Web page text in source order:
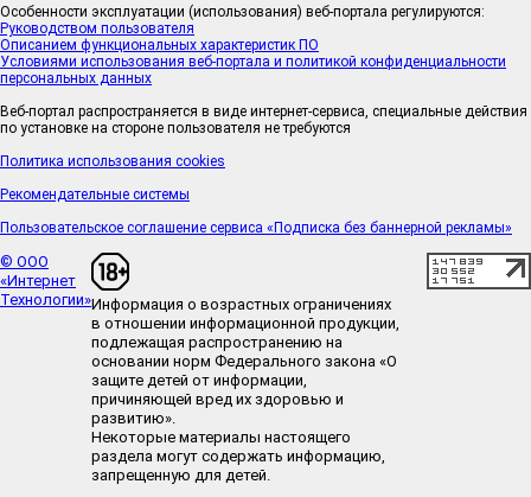
Особенности эксплуатации (использования) веб-портала регулируются:
Руководством пользователя
Описанием функциональных характеристик ПО
Условиями использования веб-портала и политикой конфиденциальности
персональных данных
Веб-портал распространяется в виде интернет-сервиса, специальные действия
по установке на стороне пользователя не требуются
Политика использования cookies
Рекомендательные системы
Пользовательское соглашение сервиса «Подписка без баннерной рекламы»
© ООО
«Интернет
Технологии»Информация о возрастных ограничениях
в отношении информационной продукции,
подлежащая распространению на
основании норм Федерального закона «О
защите детей от информации,
причиняющей вред их здоровью и
развитию».
Некоторые материалы настоящего
раздела могут содержать информацию,
запрещенную для детей.